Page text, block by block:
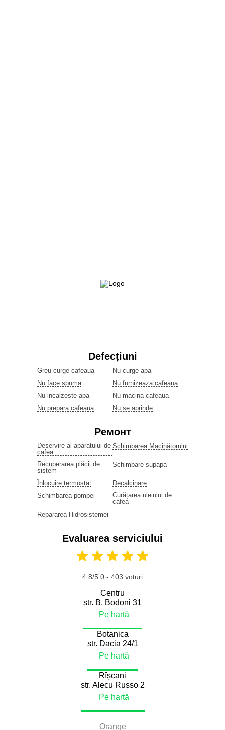
Defecțiuni
Greu curge cafeaua
Nu curge apa
Nu face spuma
Nu furnizeaza cafeaua
Nu incalzeste apa
Nu macina cafeaua
Nu prepara cafeaua
Nu se aprinde
Ремонт
Deservire al aparatului de
cafea
Schimbarea Macinătorului
Recuperarea plăcii de
sistem
Schimbare supapa
Înlocuire termostat
Decalcinare
Schimbarea pompei
Curățarea uleiului de
cafea
Repararea Hidrosistemei
Evaluarea serviciului
4.8/5.0 - 403 voturi
Centru
str. B. Bodoni 31
Pe hartă
Botanica
str. Dacia 24/1
Pe hartă
Rîșcani
str. Alecu Russo 2
Pe hartă
Orange